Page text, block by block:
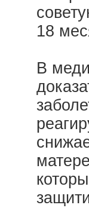
18
В